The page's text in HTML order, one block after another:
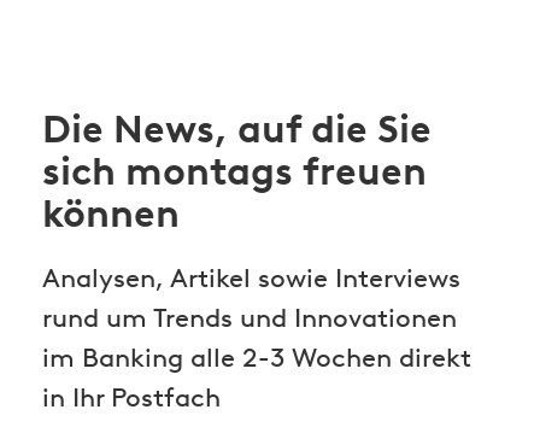
Die News, auf die Sie
sich montags freuen
können
Analysen, Artikel sowie Interviews
rund um Trends und Innovationen
im Banking alle 2-3 Wochen direkt
in Ihr Postfach